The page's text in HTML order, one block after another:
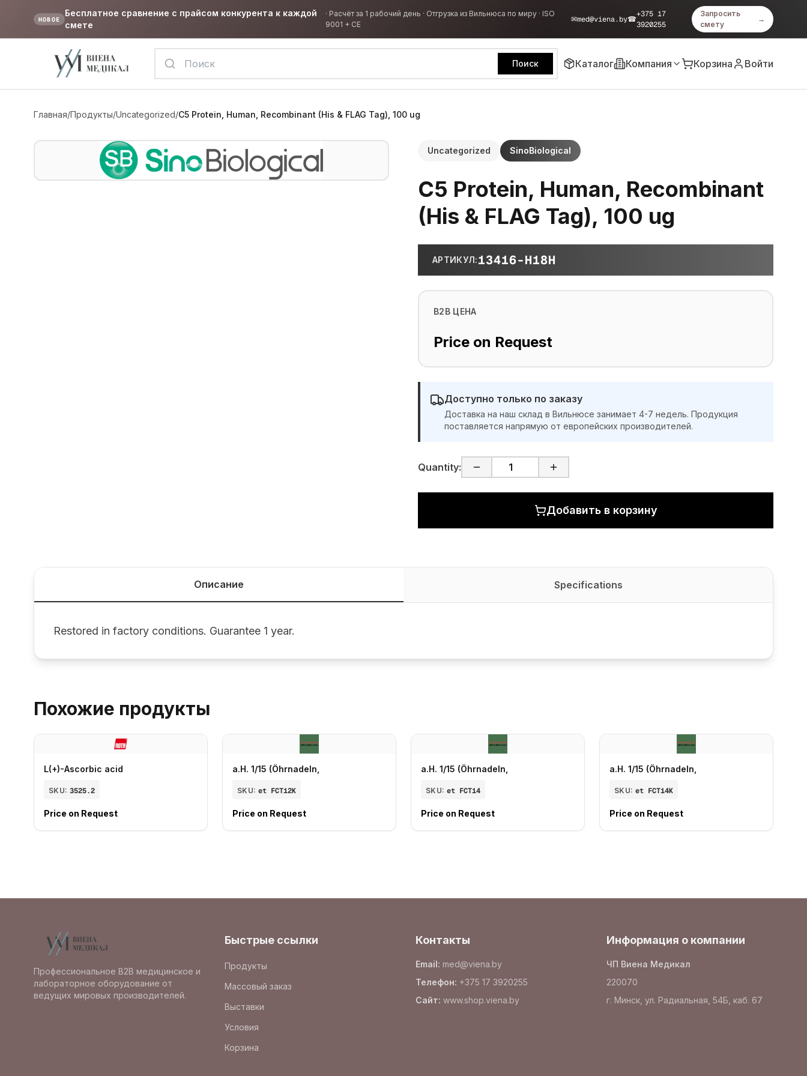
НОВОЕ
Бесплатное сравнение с прайсом конкурента к каждой
смете
· Расчёт за 1 рабочий день · Отгрузка из Вильнюса по миру · ISO
9001 + CE
✉med@viena.by☎
+375 17
3920255
Запросить
смету
→
Поиск Каталог Компания Корзина Войти
Главная/Продукты/Uncategorized/C5 Protein, Human, Recombinant (His & FLAG Tag), 100 ug
Uncategorized SinoBiological
C5 Protein, Human, Recombinant
(His & FLAG Tag), 100 ug
АРТИКУЛ:13416-H18H
B2B ЦЕНА
Price on Request
Доступно только по заказу
Доставка на наш склад в Вильнюсе занимает 4-7 недель. Продукция
поставляется напрямую от европейских производителей.
Quantity:
Добавить в корзину
Описание Specifications
Restored in factory conditions. Guarantee 1 year.
Похожие продукты
L(+)-Ascorbic acid
SKU: 3525.2
Price on Request
a.H. 1/15 (Öhrnadeln,
SKU: et FCT12K
Price on Request
a.H. 1/15 (Öhrnadeln,
SKU: et FCT14
Price on Request
a.H. 1/15 (Öhrnadeln,
SKU: et FCT14K
Price on Request
Профессиональное B2B медицинское и
лабораторное оборудование от
ведущих мировых производителей.
Быстрые ссылки
Продукты
Массовый заказ
Выставки
Условия
Корзина
Контакты
Email: med@viena.by
Телефон: +375 17 3920255
Сайт: www.shop.viena.by
Информация о компании
ЧП Виена Медикал
220070
г. Минск, ул. Радиальная, 54Б, каб. 67